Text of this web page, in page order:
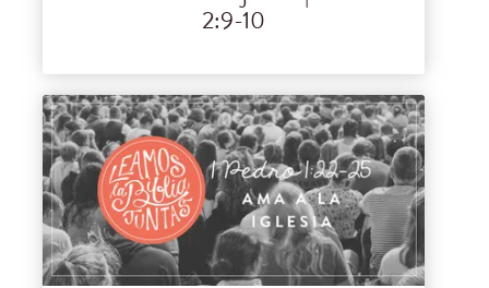
2:9-10